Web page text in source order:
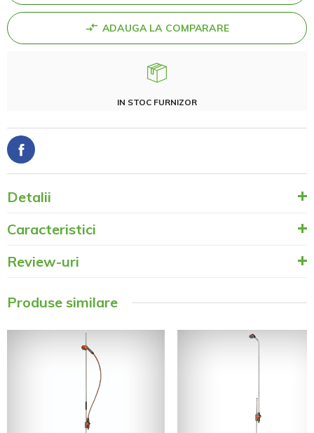
ADAUGA LA COMPARARE
IN STOC FURNIZOR
Detalii
Caracteristici
Review-uri
Produse similare